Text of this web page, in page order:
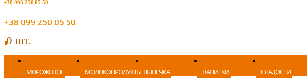
+38 093 250 05 50
+38 099 250 05 50
00 шт.
МОРОЖЕНОЕ МОЛОКОПРОДУКТЫ ВЫПЕЧКА НАПИТКИ СЛАДОСТИ